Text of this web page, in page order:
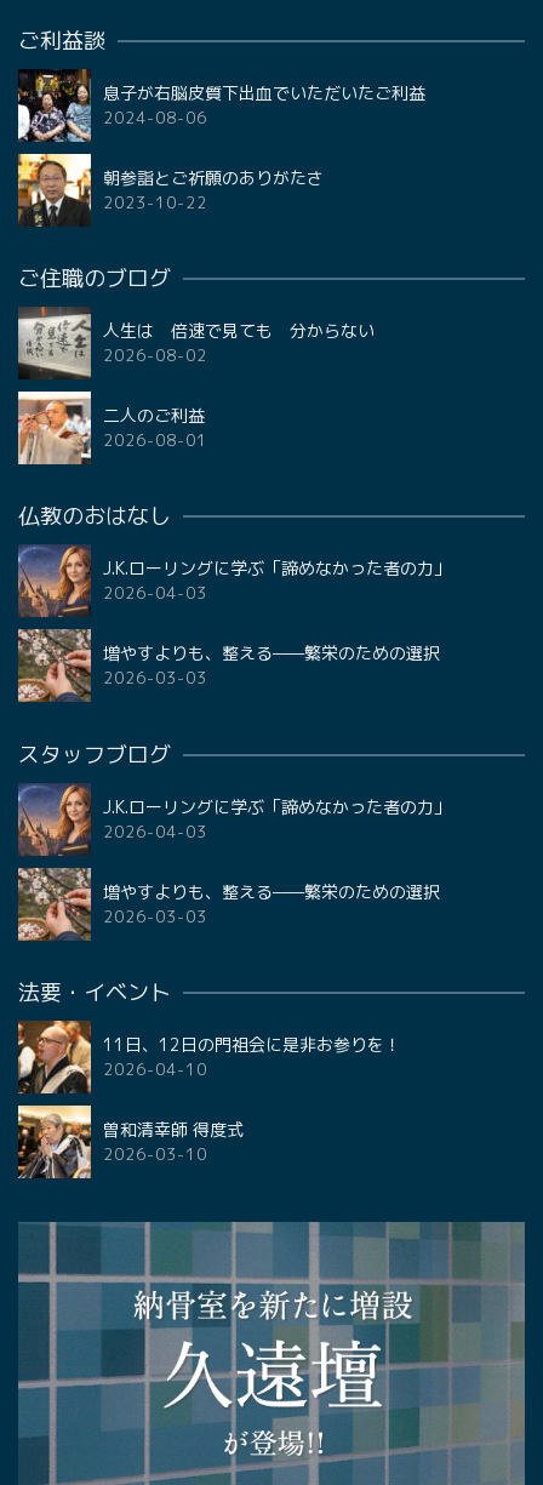
ご利益談
息子が右脳皮質下出血でいただいたご利益
2024-08-06
朝参詣とご祈願のありがたさ
2023-10-22
ご住職のブログ
人生は 倍速で見ても 分からない
2026-08-02
二人のご利益
2026-08-01
仏教のおはなし
J.K.ローリングに学ぶ「諦めなかった者の力」
2026-04-03
増やすよりも、整える——繁栄のための選択
2026-03-03
スタッフブログ
J.K.ローリングに学ぶ「諦めなかった者の力」
2026-04-03
増やすよりも、整える——繁栄のための選択
2026-03-03
法要・イベント
11日、12日の門祖会に是非お参りを！
2026-04-10
曽和清幸師 得度式
2026-03-10